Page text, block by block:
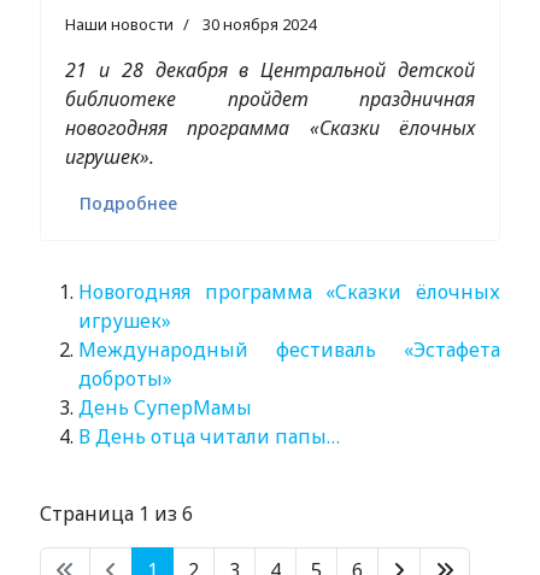
Наши новости 30 ноября 2024
21 и 28 декабря в Центральной детской
библиотеке пройдет праздничная
новогодняя программа «Сказки ёлочных
игрушек».
Подробнее
Новогодняя программа «Сказки ёлочных
игрушек»
Международный фестиваль «Эстафета
доброты»
День СуперМамы
В День отца читали папы…
Страница 1 из 6